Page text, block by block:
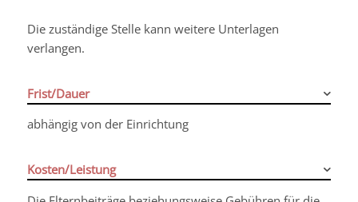
Die zuständige Stelle kann weitere Unterlagen
verlangen.
Frist/Dauer
abhängig von der Einrichtung
Kosten/Leistung